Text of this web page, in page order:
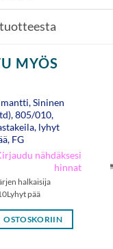
MYÖS
Sininen
805/010,
lyhyt
FG
nähdäksesi
hinnat
halkaisija
pää
OSTOSKORIIN